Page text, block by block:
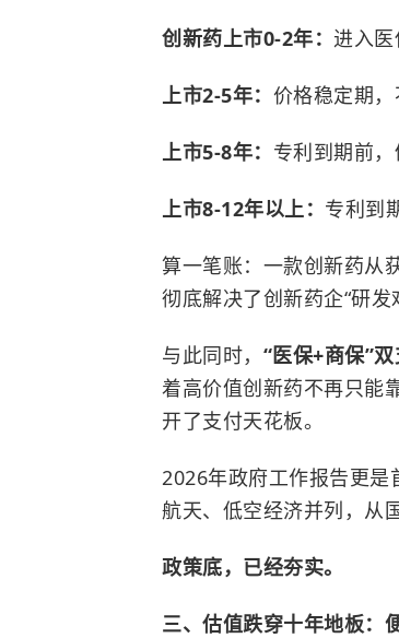
创新药上市0-2年： 进入
上市2-5年： 价格稳定期
上市5-8年： 专利到期前
上市8-12年以上： 专利到
算一笔账：一款创新药从
彻底解决了创新药企“研发
与此同时， “医保+商保”
着高价值创新药不再只能
开了支付天花板。
2026年政府工作报告更是
航天、低空经济并列，从
政策底，已经夯实。
三、估值跌穿十年地板：